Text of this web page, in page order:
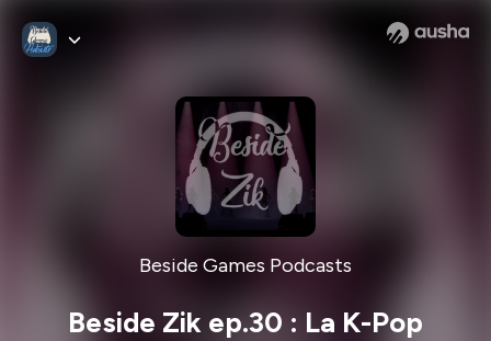
Beside Games Podcasts
Beside Zik ep.30 : La K-Pop